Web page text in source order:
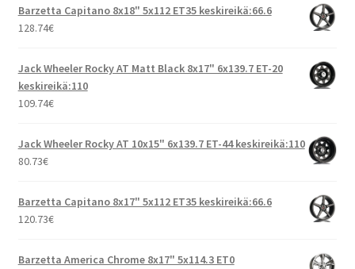
Barzetta Capitano 8x18" 5x112 ET35 keskireikä:66.6
128.74€
Jack Wheeler Rocky AT Matt Black 8x17" 6x139.7 ET-20
keskireikä:110
109.74€
Jack Wheeler Rocky AT 10x15" 6x139.7 ET-44 keskireikä:110
80.73€
Barzetta Capitano 8x17" 5x112 ET35 keskireikä:66.6
120.73€
Barzetta America Chrome 8x17" 5x114.3 ET0